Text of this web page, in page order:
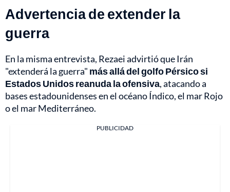
Advertencia de extender la
guerra
En la misma entrevista, Rezaei advirtió que Irán
"extenderá la guerra" más allá del golfo Pérsico si
Estados Unidos reanuda la ofensiva, atacando a
bases estadounidenses en el océano Índico, el mar Rojo
o el mar Mediterráneo.
PUBLICIDAD